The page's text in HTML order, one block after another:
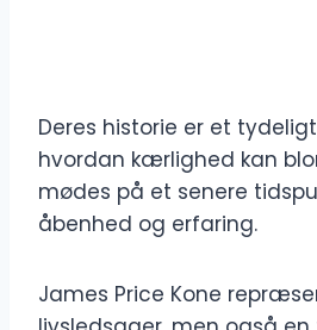
Deres historie er et
hvordan kærlighed kan
mødes på et senere
åbenhed og erfaring.
James Price Kone